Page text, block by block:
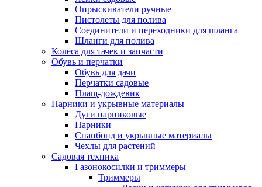
Опрыскиватели ручные
Пистолеты для полива
Соединители и переходники для шланга
Шланги для полива
Колёса для тачек и запчасти
Обувь и перчатки
Обувь для дачи
Перчатки садовые
Плащ-дождевик
Парники и укрывные материалы
Дуги парниковые
Парники
Спанбонд и укрывные материалы
Чехлы для растений
Садовая техника
Газонокосилки и триммеры
Триммеры